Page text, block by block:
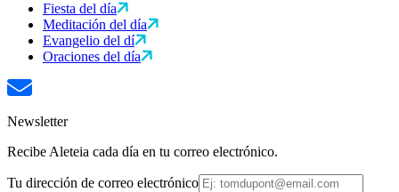
Fiesta del día
Meditación del día
Evangelio del dí
Oraciones del día
Newsletter
Recibe Aleteia cada día en tu correo electrónico.
Tu dirección de correo electrónico